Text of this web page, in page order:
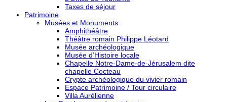
Taxes de séjour
Patrimoine
Musées et Monuments
Amphithéâtre
Théâtre romain Philippe Léotard
Musée archéologique
Musée d’Histoire locale
Chapelle Notre-Dame-de-Jérusalem dite
chapelle Cocteau
Crypte archéologique du vivier romain
Espace Patrimoine / Tour circulaire
Villa Aurélienne